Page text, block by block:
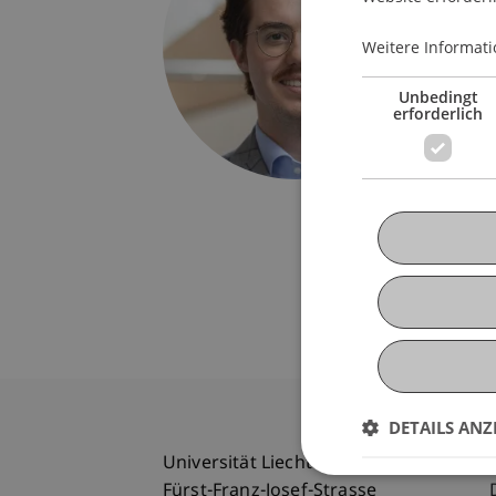
9490
T. +423
Universität Liechtenstein
Weitere
Unbedingt
erforderlich
DETAILS